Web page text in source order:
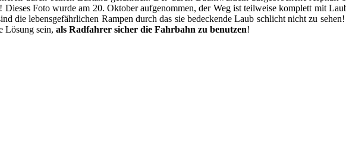
Foto wurde am 20. Oktober aufgenommen, der Weg ist teilweise komplett mit
die lebensgefährlichen Rampen durch das sie bedeckende Laub schlicht nicht zu
Lösung sein, als Radfahrer sicher die Fahrbahn zu benutzen!